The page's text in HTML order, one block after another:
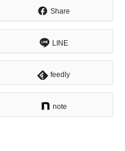
Share
LINE
feedly
note